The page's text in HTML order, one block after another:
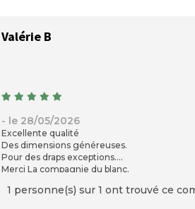
Valérie B
- le 28/05/2026
Excellente qualité
Des dimensions généreuses.
Pour des draps exceptions.
Merci La compagnie du blanc.
1 personne(s) sur 1 ont trouvé ce